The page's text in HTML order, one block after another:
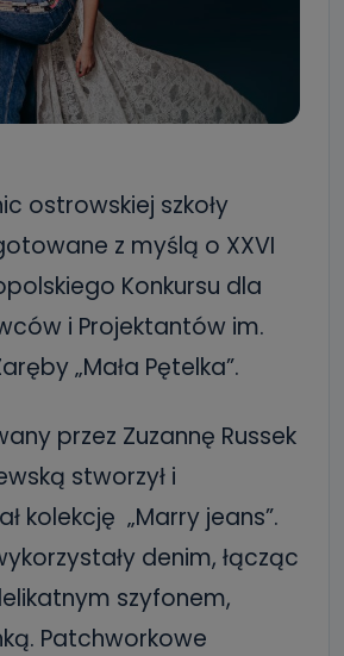
ostrowskiej szkoły
z myślą o XXVI
Konkursu dla
i Projektantów im.
„Mała Pętelka”.
przez Zuzannę Russek
stworzył i
kolekcję „Marry jeans”.
denim, łącząc
szyfonem,
Patchworkowe